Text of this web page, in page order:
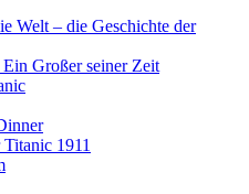
Welt – die Geschichte der
Großer seiner Zeit
1911